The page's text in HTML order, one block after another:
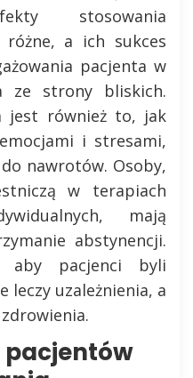
stosowania
a ich sukces
pacjenta w
ze strony bliskich.
jest również to, jak
i stresami,
nawrotów. Osoby,
w terapiach
mają
abstynencji.
aby pacjenci byli
leczy uzależnienia, a
pacjentów